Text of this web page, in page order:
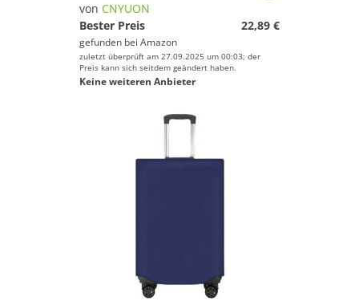
von CNYUON
Bester Preis
22,89 €
gefunden bei Amazon
zuletzt überprüft am 27.09.2025 um 00:03; der
Preis kann sich seitdem geändert haben.
Keine weiteren Anbieter